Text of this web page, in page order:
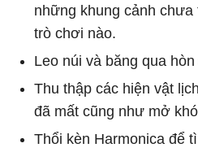
những khung cảnh
trò chơi nào.
Leo núi và băng qua hòn
Thu thập các hiện vật
đã mất cũng như mở
Thổi kèn Harmonica để